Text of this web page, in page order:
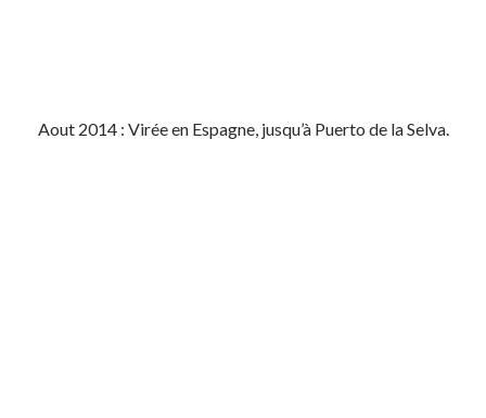
Aout 2014 : Virée en Espagne, jusqu’à Puerto de la Selva.